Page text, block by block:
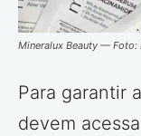
Mineralux Beauty — Foto:
Para garantir
devem